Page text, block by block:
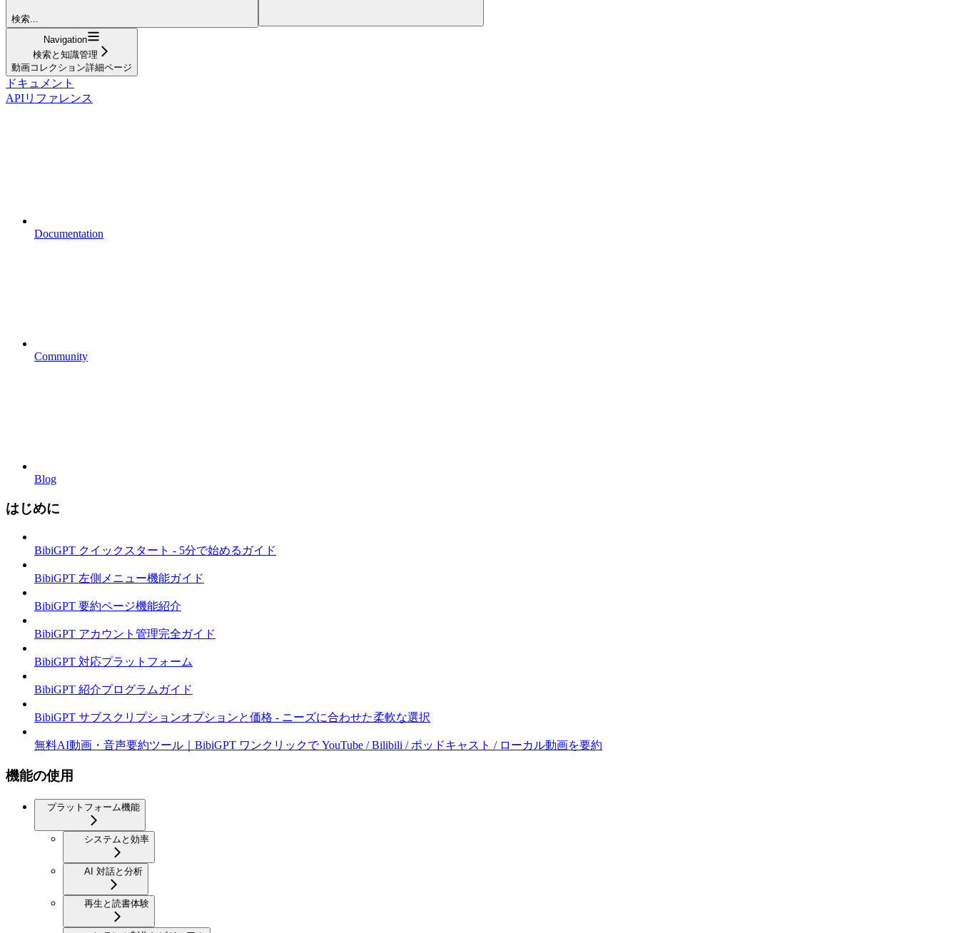
検索...
Navigation
検索と知識管理
動画コレクション詳細ページ
ドキュメント
APIリファレンス
Documentation
Community
Blog
はじめに
BibiGPT クイックスタート - 5分で始めるガイド
BibiGPT 左側メニュー機能ガイド
BibiGPT 要約ページ機能紹介
BibiGPT アカウント管理完全ガイド
BibiGPT 対応プラットフォーム
BibiGPT 紹介プログラムガイド
BibiGPT サブスクリプションオプションと価格 - ニーズに合わせた柔軟な選択
無料AI動画・音声要約ツール｜BibiGPT ワンクリックで YouTube / Bilibili / ポッドキャスト / ローカル動画を要約
機能の使用
プラットフォーム機能
システムと効率
AI 対話と分析
再生と読書体験